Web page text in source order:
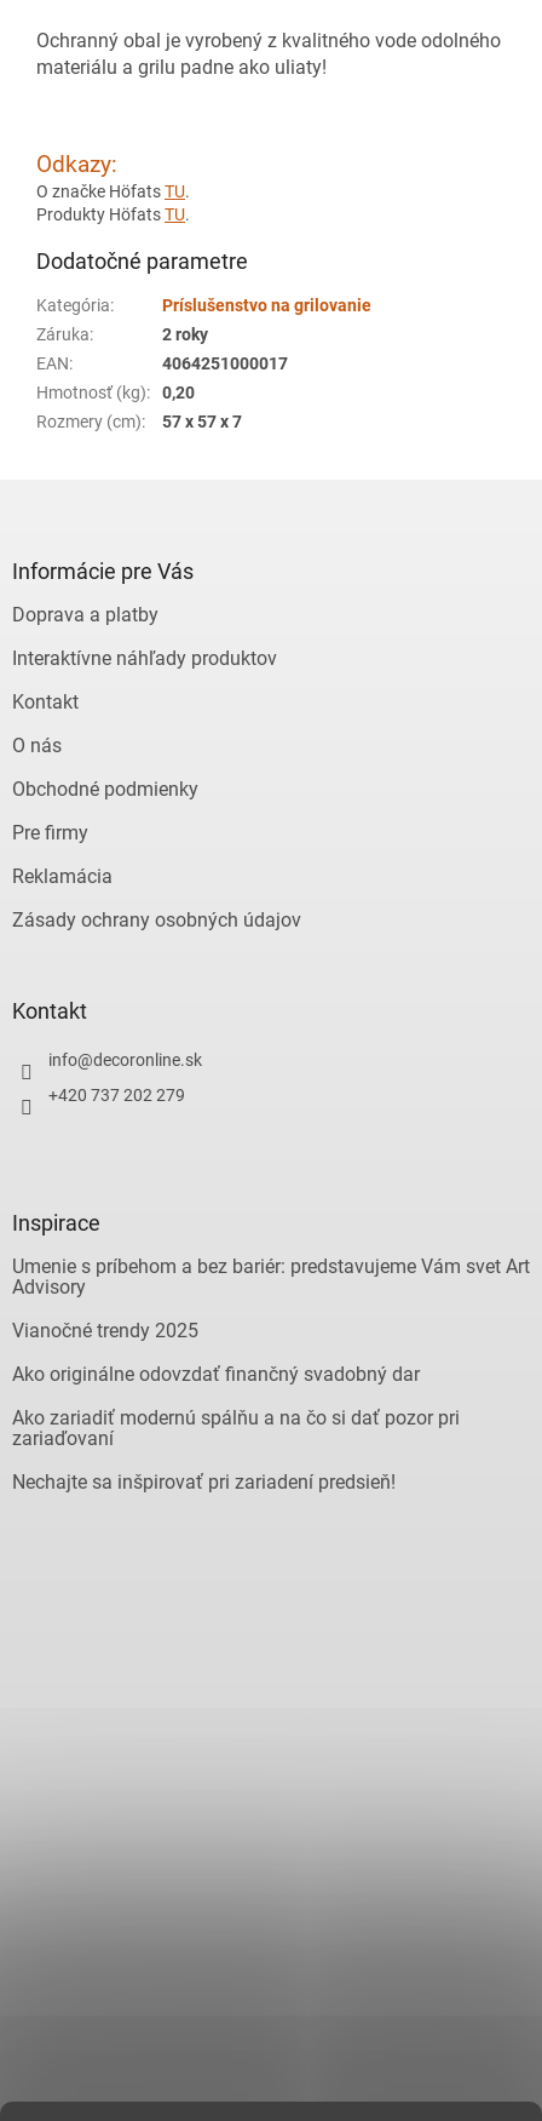
Ochranný obal je vyrobený z kvalitného vode odolného
materiálu a grilu padne ako uliaty!
Odkazy:
O značke HöfatsTU.
Produkty HöfatsTU.
Dodatočné parametre
Kategória:
Príslušenstvo na grilovanie
Záruka:
2 roky
EAN:
4064251000017
Hmotnosť (kg):
0,20
Rozmery (cm): 57 x 57 x 7
Informácie pre Vás
Doprava a platby
Interaktívne náhľady produktov
Kontakt
O nás
Obchodné podmienky
Pre firmy
Reklamácia
Zásady ochrany osobných údajov
Kontakt
info@decoronline.sk
+420 737 202 279
Inspirace
Umenie s príbehom a bez bariér: predstavujeme Vám svet Art
Advisory
Vianočné trendy 2025
Ako originálne odovzdať finančný svadobný dar
Ako zariadiť modernú spálňu a na čo si dať pozor pri
zariaďovaní
Nechajte sa inšpirovať pri zariadení predsieň!